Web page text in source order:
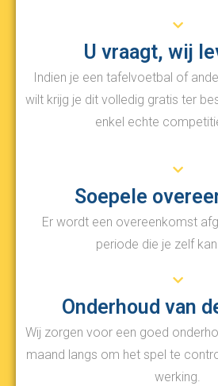
U vraagt, wij
Indien je een tafelvoetbal of
wilt krijg je dit volledig gratis ter
enkel echte
Soepele
Er wordt een overeenkomst
periode die je zelf
Onderhoud van
Wij zorgen voor een goed
maand langs om het spel te
werking.